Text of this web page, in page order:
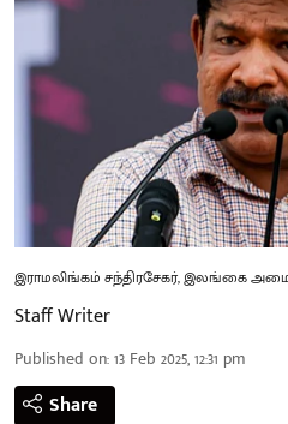
இராமலிங்கம் சந்திரசேகர், இலங்கை
Staff Writer
Published on:13 Feb 2025, 12:31 pm
Share